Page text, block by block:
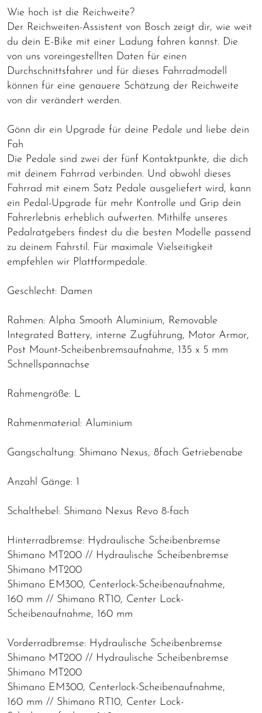
Wie hoch ist die Reichweite?
Der Reichweiten-Assistent von Bosch zeigt dir, wie weit
du dein E-Bike mit einer Ladung fahren kannst. Die
von uns voreingestellten Daten für einen
Durchschnittsfahrer und für dieses Fahrradmodell
können für eine genauere Schätzung der Reichweite
von dir verändert werden.
Gönn dir ein Upgrade für deine Pedale und liebe dein
Fah
Die Pedale sind zwei der fünf Kontaktpunkte, die dich
mit deinem Fahrrad verbinden. Und obwohl dieses
Fahrrad mit einem Satz Pedale ausgeliefert wird, kann
ein Pedal-Upgrade für mehr Kontrolle und Grip dein
Fahrerlebnis erheblich aufwerten. Mithilfe unseres
Pedalratgebers findest du die besten Modelle passend
zu deinem Fahrstil. Für maximale Vielseitigkeit
empfehlen wir Plattformpedale.
Geschlecht: Damen
Rahmen: Alpha Smooth Aluminium, Removable
Integrated Battery, interne Zugführung, Motor Armor,
Post Mount-Scheibenbremsaufnahme, 135 x 5 mm
Schnellspannachse
Rahmengröße: L
Rahmenmaterial: Aluminium
Gangschaltung: Shimano Nexus, 8fach Getriebenabe
Anzahl Gänge: 1
Schalthebel: Shimano Nexus Revo 8-fach
Hinterradbremse: Hydraulische Scheibenbremse
Shimano MT200 // Hydraulische Scheibenbremse
Shimano MT200
Shimano EM300, Centerlock-Scheibenaufnahme,
160 mm // Shimano RT10, Center Lock-
Scheibenaufnahme, 160 mm
Vorderradbremse: Hydraulische Scheibenbremse
Shimano MT200 // Hydraulische Scheibenbremse
Shimano MT200
Shimano EM300, Centerlock-Scheibenaufnahme,
160 mm // Shimano RT10, Center Lock-